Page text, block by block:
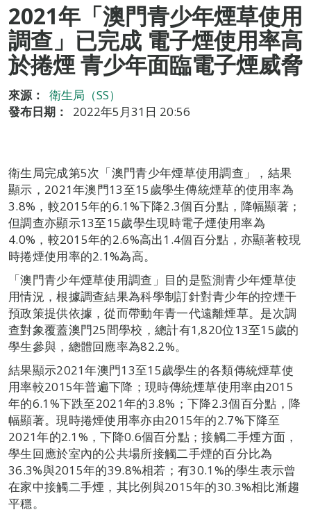
2021年「澳門青少年煙草使用
調查」已完成 電子煙使用率高
於捲煙 青少年面臨電子煙威脅
來源：
衛生局（SS）
發布日期：
2022年5月31日 20:56
衛生局完成第5次「澳門青少年煙草使用調查」，結果
顯示，2021年澳門13至15歲學生傳統煙草的使用率為
3.8%，較2015年的6.1%下降2.3個百分點，降幅顯著；
但調查亦顯示13至15歲學生現時電子煙使用率為
4.0%，較2015年的2.6%高出1.4個百分點，亦顯著較現
時捲煙使用率的2.1%為高。
「澳門青少年煙草使用調查」目的是監測青少年煙草使
用情況，根據調查結果為科學制訂針對青少年的控煙干
預政策提供依據，從而帶動年青一代遠離煙草。是次調
查對象覆蓋澳門25間學校，總計有1,820位13至15歲的
學生參與，總體回應率為82.2%。
結果顯示2021年澳門13至15歲學生的各類傳統煙草使
用率較2015年普遍下降；現時傳統煙草使用率由2015
年的6.1%下跌至2021年的3.8%；下降2.3個百分點，降
幅顯著。現時捲煙使用率亦由2015年的2.7%下降至
2021年的2.1%，下降0.6個百分點；接觸二手煙方面，
學生回應於室內的公共場所接觸二手煙的百分比為
36.3%與2015年的39.8%相若；有30.1%的學生表示曾
在家中接觸二手煙，其比例與2015年的30.3%相比漸趨
平穩。